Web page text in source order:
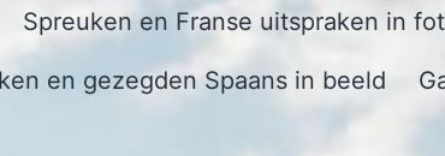
Spreuken en Franse uitspraken in
en gezegden Spaans in beeld